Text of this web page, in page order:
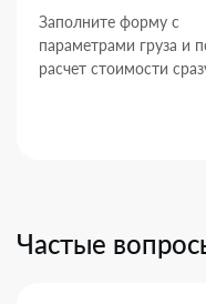
Заполните форму с
параметрами груза и
расчет стоимости
Частые